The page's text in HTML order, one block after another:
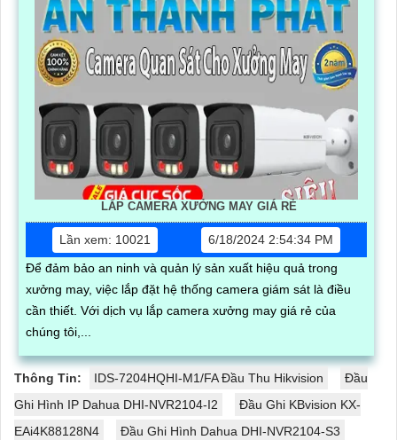
LẮP CAMERA XƯỞNG MAY GIÁ RẺ
Lần xem: 10021
6/18/2024 2:54:34 PM
Để đảm bảo an ninh và quản lý sản xuất hiệu quả trong
xưởng may, việc lắp đặt hệ thống camera giám sát là điều
cần thiết. Với dịch vụ lắp camera xưởng may giá rẻ của
chúng tôi,...
Thông Tin: IDS-7204HQHI-M1/FA Đầu Thu Hikvision
Đầu
Ghi Hình IP Dahua DHI-NVR2104-I2
Đầu Ghi KBvision KX-
EAi4K88128N4
Đầu Ghi Hình Dahua DHI-NVR2104-S3